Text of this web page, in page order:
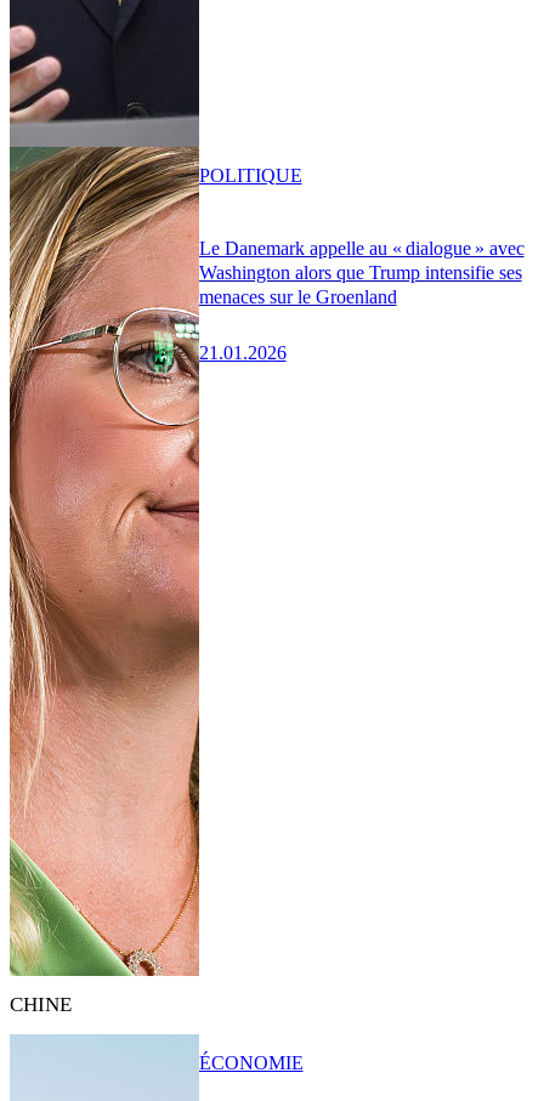
Le Danemark appelle au « dialogue » avec
Washington alors que Trump intensifie ses
menaces sur le Groenland
21.01.2026
POLITIQUE
CHINE
ÉCONOMIE